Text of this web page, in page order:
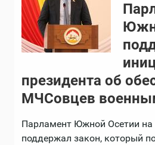
президента об
МЧСовцев
Парламент Южной Осетии на
поддержал закон, который